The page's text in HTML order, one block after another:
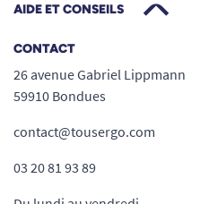
AIDE ET CONSEILS
CONTACT
26 avenue Gabriel Lippmann
59910 Bondues
contact@tousergo.com
03 20 81 93 89